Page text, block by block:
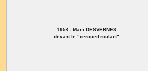
1958 - Marc DESVERNES
devant le "cercueil roulant"